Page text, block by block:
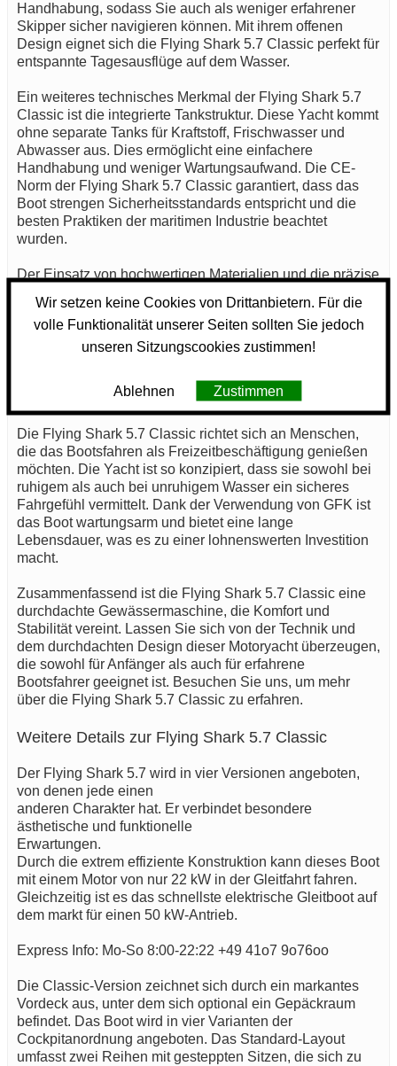
Handhabung, sodass Sie auch als weniger erfahrener
Skipper sicher navigieren können. Mit ihrem offenen
Design eignet sich die Flying Shark 5.7 Classic perfekt für
entspannte Tagesausflüge auf dem Wasser.
Ein weiteres technisches Merkmal der Flying Shark 5.7
Classic ist die integrierte Tankstruktur. Diese Yacht kommt
ohne separate Tanks für Kraftstoff, Frischwasser und
Abwasser aus. Dies ermöglicht eine einfachere
Handhabung und weniger Wartungsaufwand. Die CE-
Norm der Flying Shark 5.7 Classic garantiert, dass das
Boot strengen Sicherheitsstandards entspricht und die
besten Praktiken der maritimen Industrie beachtet
wurden.
Der Einsatz von hochwertigen Materialien und die präzise
einer nachhaltigen Wahl für Bootsliebhaber. Die Auswahl
an Farben und Ausstattungsoptionen lässt sich auf die
individuellen Bedürfnisse der Nutzer abstimmen. Diese
Design, was sie zu einer attraktiven Option in ihrer Klasse
Die Flying Shark 5.7 Classic richtet sich an Menschen,
die das Bootsfahren als Freizeitbeschäftigung genießen
möchten. Die Yacht ist so konzipiert, dass sie sowohl bei
ruhigem als auch bei unruhigem Wasser ein sicheres
Fahrgefühl vermittelt. Dank der Verwendung von GFK ist
das Boot wartungsarm und bietet eine lange
Lebensdauer, was es zu einer lohnenswerten Investition
macht.
Zusammenfassend ist die Flying Shark 5.7 Classic eine
durchdachte Gewässermaschine, die Komfort und
Stabilität vereint. Lassen Sie sich von der Technik und
dem durchdachten Design dieser Motoryacht überzeugen,
die sowohl für Anfänger als auch für erfahrene
Bootsfahrer geeignet ist. Besuchen Sie uns, um mehr
über die Flying Shark 5.7 Classic zu erfahren.
Weitere Details zur Flying Shark 5.7 Classic
Der Flying Shark 5.7 wird in vier Versionen angeboten,
von denen jede einen
anderen Charakter hat. Er verbindet besondere
ästhetische und funktionelle
Erwartungen.
Durch die extrem effiziente Konstruktion kann dieses Boot
mit einem Motor von nur 22 kW in der Gleitfahrt fahren.
Gleichzeitig ist es das schnellste elektrische Gleitboot auf
dem markt für einen 50 kW-Antrieb.
Express Info: Mo-So 8:00-22:22 +49 41o7 9o76oo
Die Classic-Version zeichnet sich durch ein markantes
Vordeck aus, unter dem sich optional ein Gepäckraum
befindet. Das Boot wird in vier Varianten der
Cockpitanordnung angeboten. Das Standard-Layout
umfasst zwei Reihen mit gesteppten Sitzen, die sich zu
Wir setzen keine Cookies von Drittanbietern. Für die
volle Funktionalität unserer Seiten sollten Sie jedoch
unseren Sitzungscookies zustimmen!
Ablehnen Zustimmen